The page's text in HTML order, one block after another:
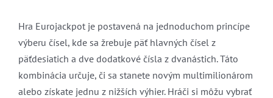
Hra Eurojackpot je postavená na jednoduchom princípe
výberu čísel, kde sa žrebuje päť hlavných čísel z
päťdesiatich a dve dodatkové čísla z dvanástich. Táto
kombinácia určuje, či sa stanete novým multimilionárom
alebo získate jednu z nižších výhier. Hráči si môžu vybrať